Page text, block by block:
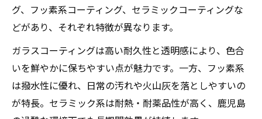
グ、フッ素系コーティング、セラミックコーティングな
どがあり、それぞれ特徴が異なります。
ガラスコーティングは高い耐久性と透明感により、色合
いを鮮やかに保ちやすい点が魅力です。一方、フッ素系
は撥水性に優れ、日常の汚れや火山灰を落としやすいの
が特長。セラミック系は耐熱・耐薬品性が高く、鹿児島